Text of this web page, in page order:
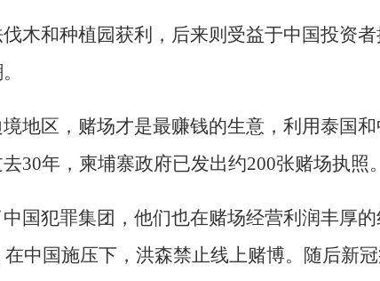
木和种植园获利，后来则受益于中国投资
地区，赌场才是最赚钱的生意，利用泰国
30年，柬埔寨政府已发出约200张赌场执照。
国犯罪集团，他们也在赌场经营利润丰厚
中国施压下，洪森禁止线上赌博。随后新